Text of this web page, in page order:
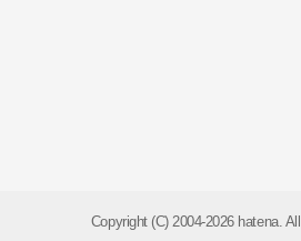
Copyright (C) 2004-2026 hatena.